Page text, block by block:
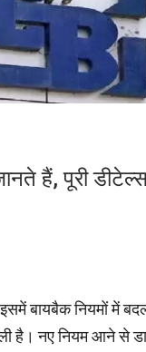
हैं, पूरी
बायबैक नियमों में
है। नए नियम आने से